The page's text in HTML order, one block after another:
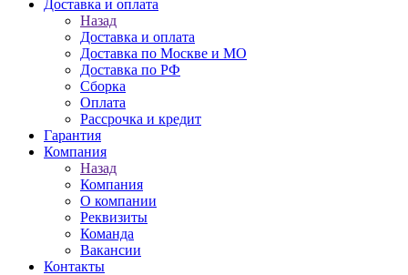
Доставка и оплата
Назад
Доставка и оплата
Доставка по Москве и МО
Доставка по РФ
Сборка
Оплата
Рассрочка и кредит
Гарантия
Компания
Назад
Компания
О компании
Реквизиты
Команда
Вакансии
Контакты